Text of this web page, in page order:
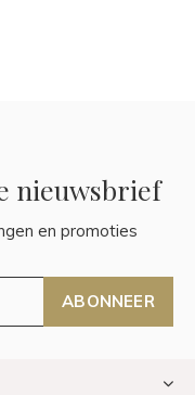
nieuwsbrief
en promoties
ABONNEER